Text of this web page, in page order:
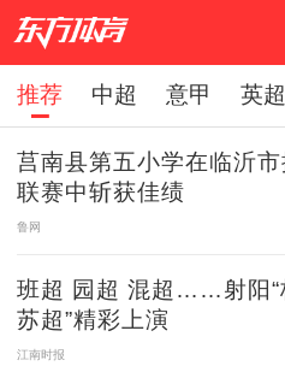
推荐 中超 意甲 英超
下
莒南县第五小学在临沂市
联赛中斩获佳绩
鲁网
班超 园超 混超……射阳“
苏超”精彩上演
江南时报